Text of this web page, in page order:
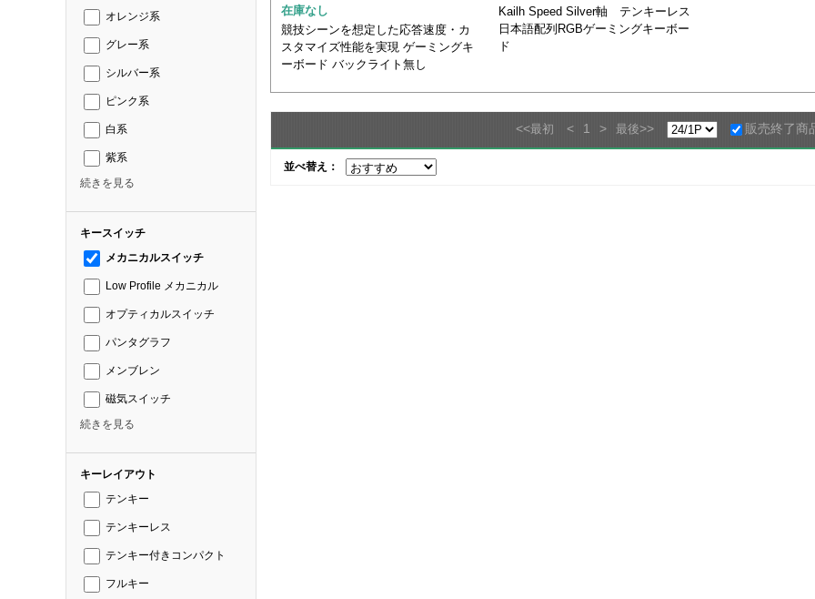
オレンジ系
グレー系
シルバー系
ピンク系
白系
紫系
続きを見る
キースイッチ
メカニカルスイッチ
Low Profile メカニカル
オプティカルスイッチ
パンタグラフ
メンブレン
磁気スイッチ
続きを見る
キーレイアウト
テンキー
テンキーレス
テンキー付きコンパクト
フルキー
在庫なし
競技シーンを想定した応答速度・カ
スタマイズ性能を実現 ゲーミングキ
ーボード バックライト無し
Kailh Speed Silver軸 テンキーレス
日本語配列RGBゲーミングキーボー
ド
<<最初 < 1 > 最後>> 販売終了商
並べ替え：